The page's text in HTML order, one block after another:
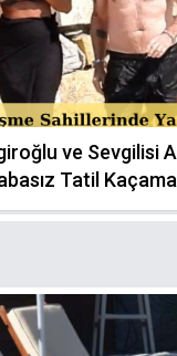
ve Sevgilisi
Tatil